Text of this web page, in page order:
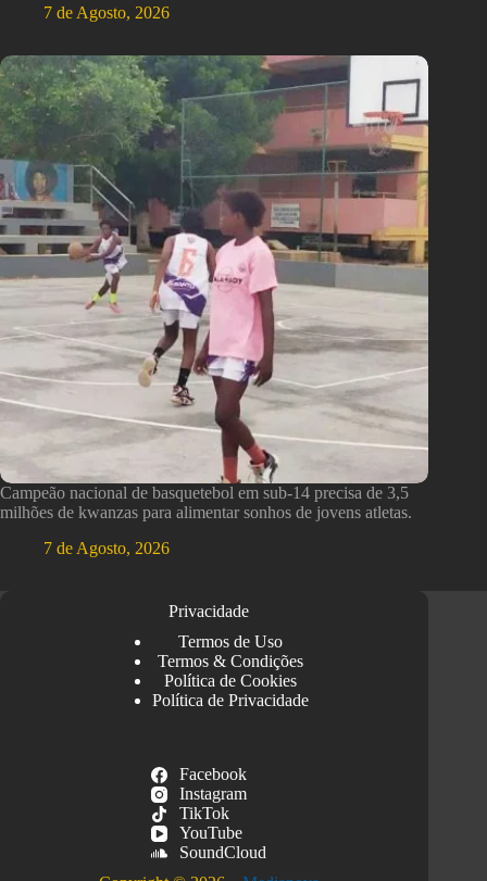
7 de Agosto, 2026
Campeão nacional de basquetebol em sub-14 precisa de 3,5
milhões de kwanzas para alimentar sonhos de jovens atletas.
7 de Agosto, 2026
Privacidade
Termos de Uso
Termos & Condições
Política de Cookies
Política de Privacidade
Facebook
Instagram
TikTok
YouTube
SoundCloud